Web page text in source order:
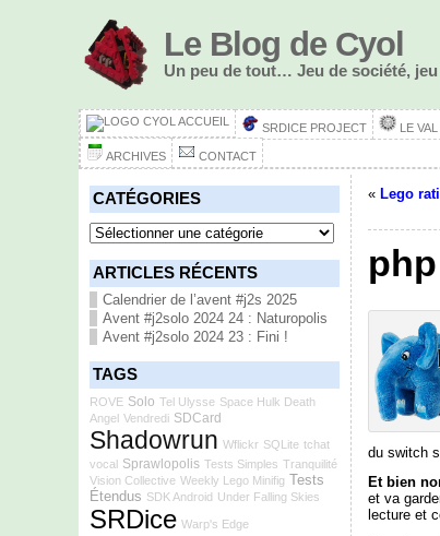
Le Blog de Cyol
Un peu de tout… Jeu de société,
ACCUEIL SRDICE PROJECT LE VAL
ARCHIVES CONTACT
CATÉGORIES
Catégories
ARTICLES RÉCENTS
Calendrier de l’avent #j2s 2025
Avent #j2solo 2024 24 : Naturopolis
Avent #j2solo 2024 23 : Fini !
TAGS
ROVE Solo Tel Ulysse Space Hulk Death
Angel Vendredi SDCard
Shadowrun Wflickr SQLite tchat
vocal Sprawlopolis Tests Simples Tranquilité
Vision Collective Weekly Lego Minifig Tests
Étendus SDK Android Under Falling Skies
SRDice Warp's Edge
« Lego
du switch
Et bien
et va
lecture et